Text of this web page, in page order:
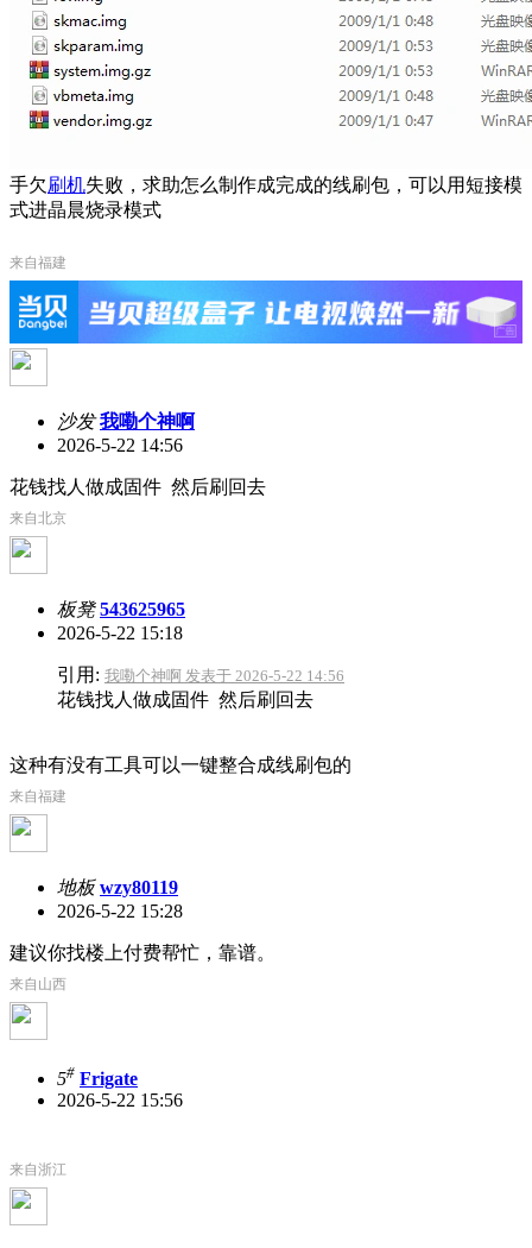
手欠刷机失败，求助怎么制作成完成的线刷包，可以用短接模
式进晶晨烧录模式
来自福建
沙发 我嘞个神啊
2026-5-22 14:56
花钱找人做成固件 然后刷回去
来自北京
板凳 543625965
2026-5-22 15:18
引用: 我嘞个神啊 发表于 2026-5-22 14:56
花钱找人做成固件 然后刷回去
这种有没有工具可以一键整合成线刷包的
来自福建
地板 wzy80119
2026-5-22 15:28
建议你找楼上付费帮忙，靠谱。
来自山西
5# Frigate
2026-5-22 15:56
来自浙江